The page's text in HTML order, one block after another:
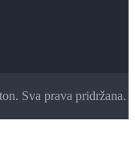
Sva prava pridržana.